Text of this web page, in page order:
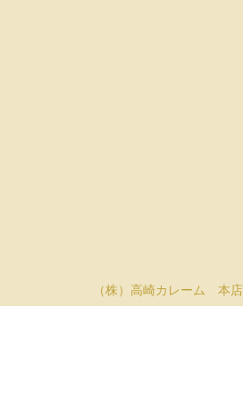
（株）高崎カレーム 本店